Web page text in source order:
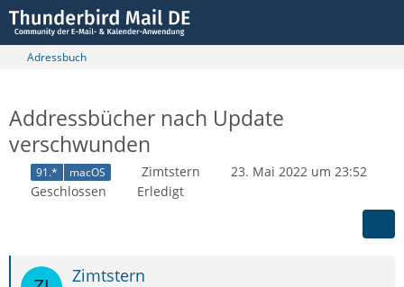
Adressbuch
Addressbücher nach Update
verschwunden
91.* macOS Zimtstern
23. Mai 2022 um 23:52
Geschlossen
Erledigt
Zimtstern